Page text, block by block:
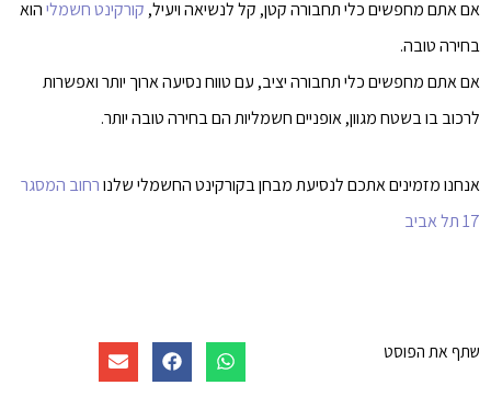
אם אתם מחפשים כלי תחבורה קטן, קל לנשיאה ויעיל, קורקינט חשמליהוא
בחירה טובה.
אם אתם מחפשים כלי תחבורה יציב, עם טווח נסיעה ארוך יותר ואפשרות
לרכוב בו בשטח מגוון, אופניים חשמליות הם בחירה טובה יותר.
אנחנו מזמינים אתכם לנסיעת מבחן בקורקינט החשמלי שלנורחוב המסגר
17 תל אביב
שתף את הפוסט